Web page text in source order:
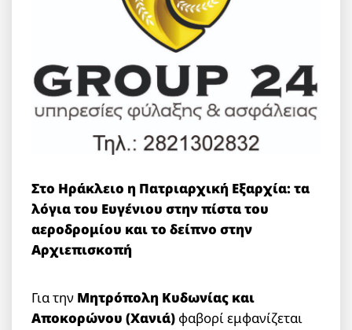
Στο Ηράκλειο η Πατριαρχική Εξαρχία: τα
λόγια του Ευγένιου στην πίστα του
αεροδρομίου και το δείπνο στην
Αρχιεπισκοπή
Για την Μητρόπολη Κυδωνίας και
Αποκορώνου (Χανιά) φαβορί εμφανίζεται